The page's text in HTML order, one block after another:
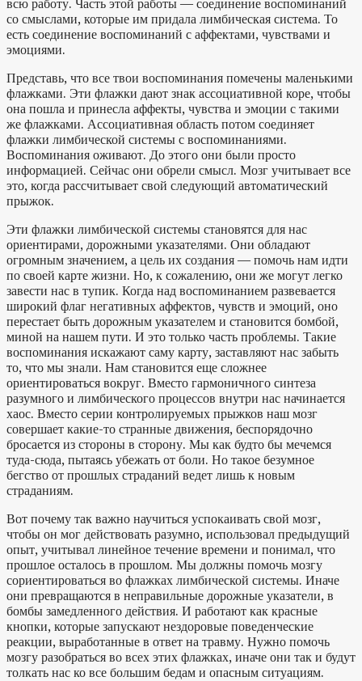
всю работу. Часть этой работы — соединение воспоминаний
со смыслами, которые им придала лимбическая система. То
есть соединение воспоминаний с аффектами, чувствами и
эмоциями.
Представь, что все твои воспоминания помечены маленькими
флажками. Эти флажки дают знак ассоциативной коре, чтобы
она пошла и принесла аффекты, чувства и эмоции с такими
же флажками. Ассоциативная область потом соединяет
флажки лимбической системы с воспоминаниями.
Воспоминания оживают. До этого они были просто
информацией. Сейчас они обрели смысл. Мозг учитывает все
это, когда рассчитывает свой следующий автоматический
прыжок.
Эти флажки лимбической системы становятся для нас
ориентирами, дорожными указателями. Они обладают
огромным значением, а цель их создания — помочь нам идти
по своей карте жизни. Но, к сожалению, они же могут легко
завести нас в тупик. Когда над воспоминанием развевается
широкий флаг негативных аффектов, чувств и эмоций, оно
перестает быть дорожным указателем и становится бомбой,
миной на нашем пути. И это только часть проблемы. Такие
воспоминания искажают саму карту, заставляют нас забыть
то, что мы знали. Нам становится еще сложнее
ориентироваться вокруг. Вместо гармоничного синтеза
разумного и лимбического процессов внутри нас начинается
хаос. Вместо серии контролируемых прыжков наш мозг
совершает какие-то странные движения, беспорядочно
бросается из стороны в сторону. Мы как будто бы мечемся
туда-сюда, пытаясь убежать от боли. Но такое безумное
бегство от прошлых страданий ведет лишь к новым
страданиям.
Вот почему так важно научиться успокаивать свой мозг,
чтобы он мог действовать разумно, использовал предыдущий
опыт, учитывал линейное течение времени и понимал, что
прошлое осталось в прошлом. Мы должны помочь мозгу
сориентироваться во флажках лимбической системы. Иначе
они превращаются в неправильные дорожные указатели, в
бомбы замедленного действия. И работают как красные
кнопки, которые запускают нездоровые поведенческие
реакции, выработанные в ответ на травму. Нужно помочь
мозгу разобраться во всех этих флажках, иначе они так и будут
толкать нас ко все большим бедам и опасным ситуациям.